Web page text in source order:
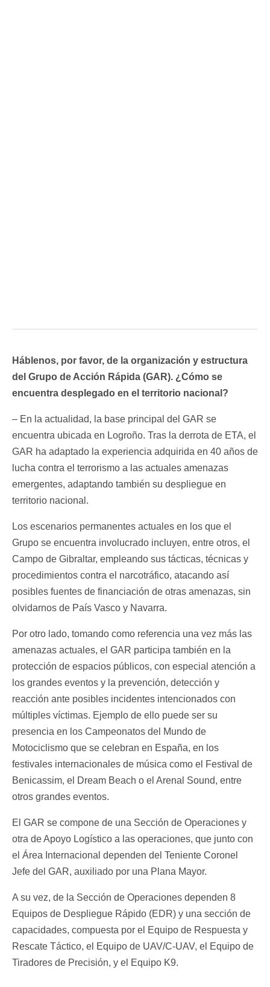
Háblenos, por favor, de la organización y estructura
del Grupo de Acción Rápida (GAR). ¿Cómo se
encuentra desplegado en el territorio nacional?
– En la actualidad, la base principal del GAR se
encuentra ubicada en Logroño. Tras la derrota de ETA, el
GAR ha adaptado la experiencia adquirida en 40 años de
lucha contra el terrorismo a las actuales amenazas
emergentes, adaptando también su despliegue en
territorio nacional.
Los escenarios permanentes actuales en los que el
Grupo se encuentra involucrado incluyen, entre otros, el
Campo de Gibraltar, empleando sus tácticas, técnicas y
procedimientos contra el narcotráfico, atacando así
posibles fuentes de financiación de otras amenazas, sin
olvidarnos de País Vasco y Navarra.
Por otro lado, tomando como referencia una vez más las
amenazas actuales, el GAR participa también en la
protección de espacios públicos, con especial atención a
los grandes eventos y la prevención, detección y
reacción ante posibles incidentes intencionados con
múltiples víctimas. Ejemplo de ello puede ser su
presencia en los Campeonatos del Mundo de
Motociclismo que se celebran en España, en los
festivales internacionales de música como el Festival de
Benicassim, el Dream Beach o el Arenal Sound, entre
otros grandes eventos.
El GAR se compone de una Sección de Operaciones y
otra de Apoyo Logístico a las operaciones, que junto con
el Área Internacional dependen del Teniente Coronel
Jefe del GAR, auxiliado por una Plana Mayor.
A su vez, de la Sección de Operaciones dependen 8
Equipos de Despliegue Rápido (EDR) y una sección de
capacidades, compuesta por el Equipo de Respuesta y
Rescate Táctico, el Equipo de UAV/C-UAV, el Equipo de
Tiradores de Precisión, y el Equipo K9.